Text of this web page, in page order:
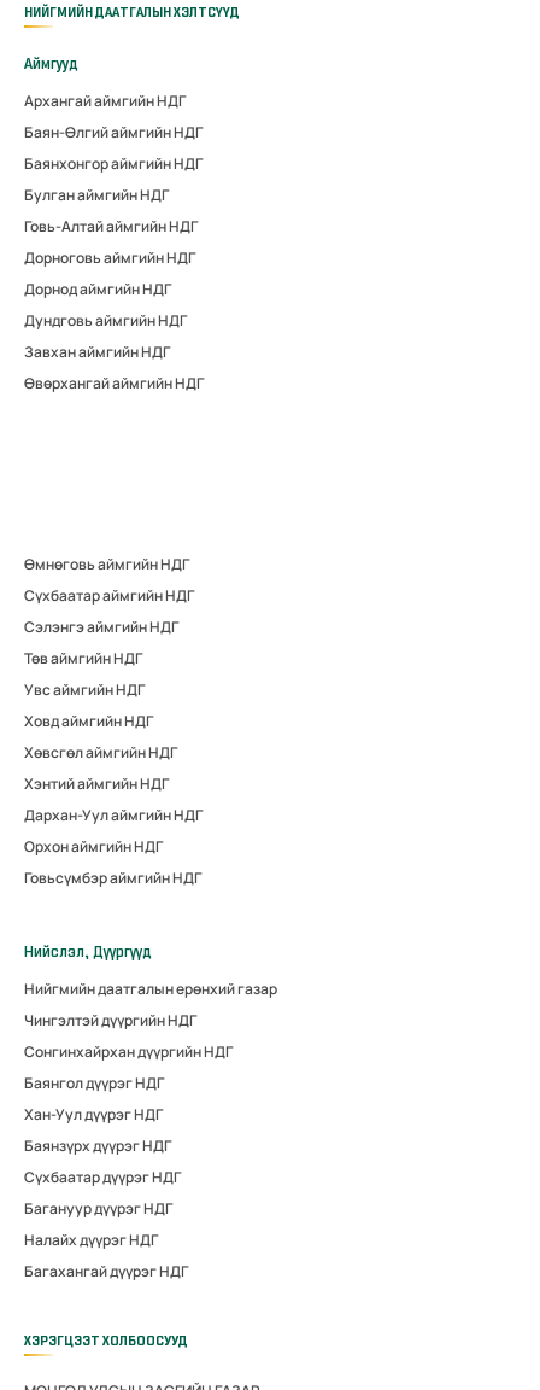
НИЙГМИЙН ДААТГАЛЫН ХЭЛТСҮҮД
Аймгууд
Архангай аймгийн НДГ
Баян-Өлгий аймгийн НДГ
Баянхонгор аймгийн НДГ
Булган аймгийн НДГ
Говь-Алтай аймгийн НДГ
Дорноговь аймгийн НДГ
Дорнод аймгийн НДГ
Дундговь аймгийн НДГ
Завхан аймгийн НДГ
Өвөрхангай аймгийн НДГ
Өмнөговь аймгийн НДГ
Сүхбаатар аймгийн НДГ
Сэлэнгэ аймгийн НДГ
Төв аймгийн НДГ
Увс аймгийн НДГ
Ховд аймгийн НДГ
Хөвсгөл аймгийн НДГ
Хэнтий аймгийн НДГ
Дархан-Уул аймгийн НДГ
Орхон аймгийн НДГ
Говьсүмбэр аймгийн НДГ
Нийслэл, Дүүргүүд
Нийгмийн даатгалын ерөнхий газар
Чингэлтэй дүүргийн НДГ
Сонгинхайрхан дүүргийн НДГ
Баянгол дүүрэг НДГ
Хан-Уул дүүрэг НДГ
Баянзүрх дүүрэг НДГ
Сүхбаатар дүүрэг НДГ
Багануур дүүрэг НДГ
Налайх дүүрэг НДГ
Багахангай дүүрэг НДГ
ХЭРЭГЦЭЭТ ХОЛБООСУУД